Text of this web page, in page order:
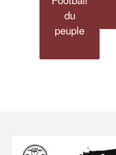
du
peuple